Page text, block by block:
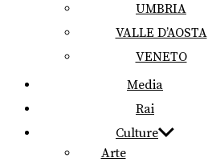
UMBRIA
VALLE D’AOSTA
VENETO
Media
Rai
Culture
Arte